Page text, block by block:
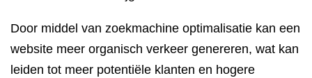
Door middel van zoekmachine optimalisatie kan een
website meer organisch verkeer genereren, wat kan
leiden tot meer potentiële klanten en hogere